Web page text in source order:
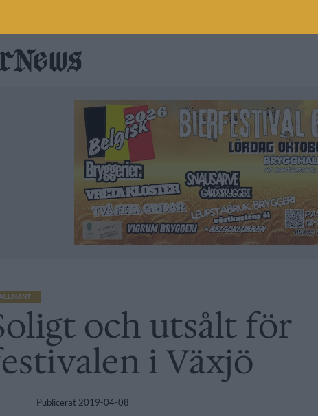
ALLMÄNT
och utsålt för
i Växjö
Publicerat 2019-04-08